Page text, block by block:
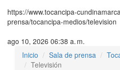
https://www.tocancipa-
prensa/tocancipa-medios/television
ago 10, 2026 06:38 a. m.
Inicio
Sala de prensa
Televisión